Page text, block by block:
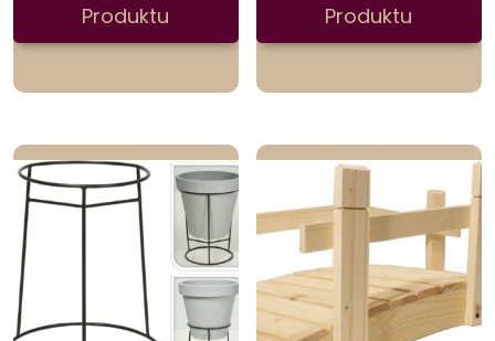
Produktu
Produktu